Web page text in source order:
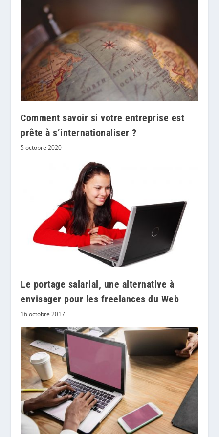
Comment savoir si votre entreprise est
prête à s’internationaliser ?
5 octobre 2020
Le portage salarial, une alternative à
envisager pour les freelances du Web
16 octobre 2017